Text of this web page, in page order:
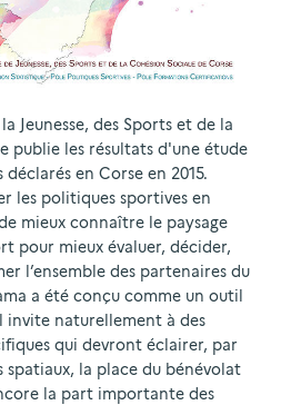
Jeunesse, des Sports et de la
publie les résultats d'une étude
en Corse en 2015.
les politiques sportives en
mieux connaître le paysage
pour mieux évaluer, décider,
l’ensemble des partenaires du
a été conçu comme un outil
invite naturellement à des
qui devront éclairer, par
spatiaux, la place du bénévolat
la part importante des